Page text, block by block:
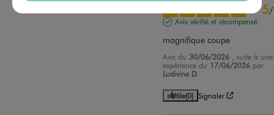
5/
Avis vérifié et récompensé
magnifique coupe
Avis du 30/06/2026
, suite à une
expérience du 17/06/2026 par
Ludivine D.
Utile(0) Signaler